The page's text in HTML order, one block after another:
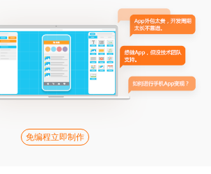
免编程立即制作